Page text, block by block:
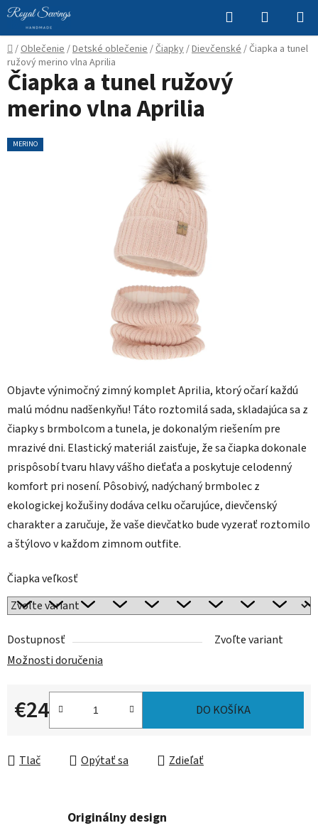
Prejsť
na
obsah
Hľadať
KOŠÍK
Domov
/Oblečenie/Detské oblečenie/Čiapky/Dievčenské/ Čiapka a tunel
ružový merino vlna Aprilia
Objavte výnimočný zimný komplet Aprilia, ktorý očarí každú
malú módnu nadšenkyňu! Táto roztomilá sada, skladajúca sa z
čiapky s brmbolcom a tunela, je dokonalým riešením pre
mrazivé dni. Elastický materiál zaisťuje, že sa čiapka dokonale
prispôsobí tvaru hlavy vášho dieťaťa a poskytuje celodenný
komfort pri nosení. Pôsobivý, nadýchaný brmbolec z
ekologickej kožušiny dodáva celku očarujúce, dievčenský
charakter a zaručuje, že vaše dievčatko bude vyzerať roztomilo
a štýlovo v každom zimnom outfite.
Čiapka veľkosť
Dostupnosť
Zvoľte variant
Možnosti doručenia
€24
Jednotková cena:
DO KOŠÍKA
Tlač Opýtať sa Zdieľať
Čiapka a tunel ružový
merino vlna Aprilia
MERINO
Originálny design